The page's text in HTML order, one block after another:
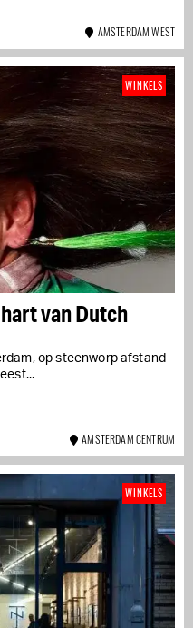
AMSTERDAM WEST
van Dutch
op steenworp afstand
WINKELS
AMSTERDAM CENTRUM
WINKELS